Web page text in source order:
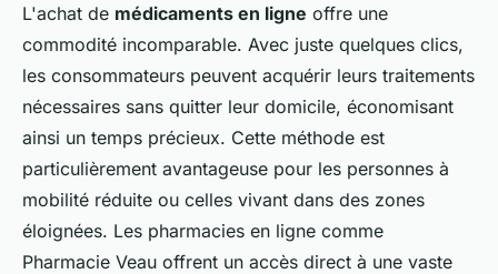
L'achat de médicaments en ligne offre une
commodité incomparable. Avec juste quelques clics,
les consommateurs peuvent acquérir leurs traitements
nécessaires sans quitter leur domicile, économisant
ainsi un temps précieux. Cette méthode est
particulièrement avantageuse pour les personnes à
mobilité réduite ou celles vivant dans des zones
éloignées. Les pharmacies en ligne comme
Pharmacie Veau offrent un accès direct à une vaste